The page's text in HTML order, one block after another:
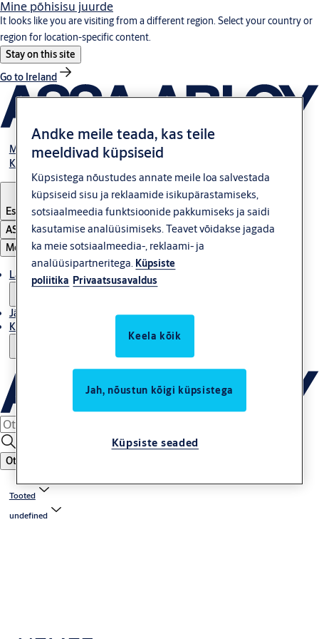
Mine põhisisu juurde
It looks like you are visiting from a different region. Select your country or
region for location-specific content.
Stay on this site
Go to Ireland
Meist
Kontakt
Estonia·Eesti
ASSA ABLOY Group
Menüü
Lahendused
Jätkusuutlikkus
Kust osta
Otsing
Tooted
undefined
Andke meile teada, kas teile
meeldivad küpsiseid
Küpsistega nõustudes annate meile loa salvestada
küpsiseid sisu ja reklaamide isikupärastamiseks,
sotsiaalmeedia funktsioonide pakkumiseks ja saidi
kasutamise analüüsimiseks. Teavet võidakse jagada
ka meie sotsiaalmeedia-, reklaami- ja
analüüsipartneritega. Küpsiste
poliitika Privaatsusavaldus
Keela kõik
Jah, nõustun kõigi küpsistega
Küpsiste seaded